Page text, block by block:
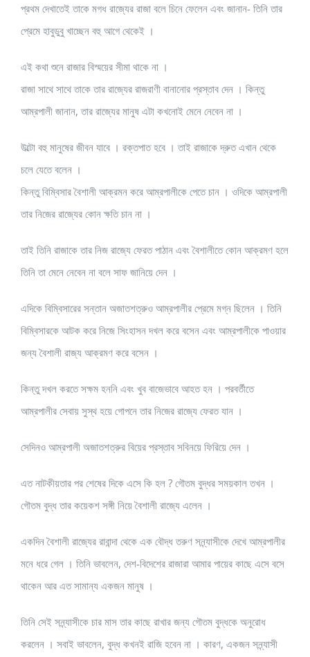
প্রথম দেখাতেই তাকে মগধ রাজ্যের রাজা বলে চিনে ফেলেন এবং জানান- তিনি তার
প্রেমে হাবুডুবু খাচ্ছেন বহু আগে থেকেই ।
এই কথা শুনে রাজার বিস্ময়ের সীমা থাকে না ।
রাজা সাথে সাথে তাকে তার রাজ্যের রাজরাণী বানানোর প্রস্তাব দেন । কিন্তু
আম্রপালী জানান, তার রাজ্যের মানুষ এটা কখনোই মেনে নেবেন না ।
উল্টো বহু মানুষের জীবন যাবে । রক্তপাত হবে । তাই রাজাকে দ্রুত এখান থেকে
চলে যেতে বলেন ।
কিন্তু বিম্বিসার বৈশালী আক্রমন করে আম্রপালীকে পেতে চান । ওদিকে আম্রপালী
তার নিজের রাজ্যের কোন ক্ষতি চান না ।
তাই তিনি রাজাকে তার নিজ রাজ্যে ফেরত পাঠান এবং বৈশালীতে কোন আক্রমণ হলে
তিনি তা মেনে নেবেন না বলে সাফ জানিয়ে দেন ।
এদিকে বিম্বিসারের সন্তান অজাতশত্রুও আম্রপালীর প্রেমে মগ্ন ছিলেন । তিনি
বিম্বিসারকে আটক করে নিজে সিংহাসন দখল করে বসেন এবং আম্রপালীকে পাওয়ার
জন্য বৈশালী রাজ্য আক্রমণ করে বসেন ।
কিন্তু দখল করতে সক্ষম হননি এবং খুব বাজেভাবে আহত হন । পরবর্তীতে
আম্রপালীর সেবায় সুস্থ হয়ে গোপনে তার নিজের রাজ্যে ফেরত যান ।
সেদিনও আম্রপালী অজাতশত্রুর বিয়ের প্রস্তাব সবিনয়ে ফিরিয়ে দেন ।
এত নাটকীয়তার পর শেষের দিকে এসে কি হল ? গৌতম বুদ্ধর সময়কাল তখন ।
গৌতম বুদ্ধ তার কয়েকশ সঙ্গী নিয়ে বৈশালী রাজ্যে এলেন ।
একদিন বৈশালী রাজ্যের রাবান্দা থেকে এক বৌদ্ধ তরুণ সন্ন্যাসীকে দেখে আম্রপালীর
মনে ধরে গেল । তিনি ভাবলেন, দেশ-বিদেশের রাজারা আমার পায়ের কাছে এসে বসে
থাকেন আর এত সামান্য একজন মানুষ ।
তিনি সেই সন্ন্যাসীকে চার মাস তার কাছে রাখার জন্য গৌতম বুদ্ধকে অনুরোধ
করলেন । সবাই ভাবলেন, বুদ্ধ কখনই রাজি হবেন না । কারণ, একজন সন্ন্যাসী